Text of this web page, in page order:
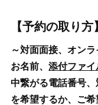
【予約の取り方】
～対面面接、オン
お名前、添付ファ
中繋がる電話番号
を希望するか、ご